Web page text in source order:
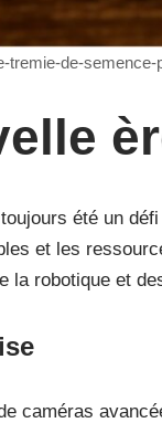
tremie-de-
été un
et les
la robotique et
caméras